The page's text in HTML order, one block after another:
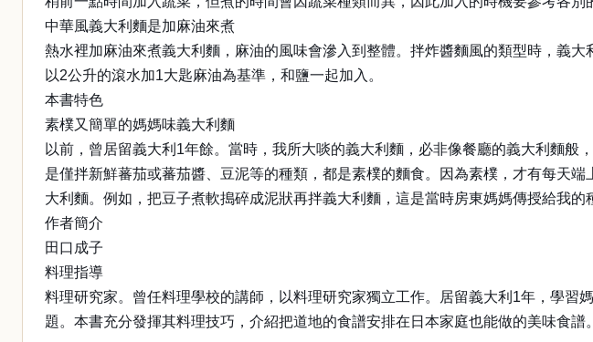
中華風義大利麵是加麻油來煮
熱水裡加麻油來煮義大利麵，麻油的風味會滲入到整體。拌炸醬麵風的類型時，義
以2公升的滾水加1大匙麻油為基準，和鹽一起加入。
本書特色
素樸又簡單的媽媽味義大利麵
以前，曾居留義大利1年餘。當時，我所大啖的義大利麵，必非像餐廳的義大利麵
是僅拌新鮮蕃茄或蕃茄醬、豆泥等的種類，都是素樸的麵食。因為素樸，才有每天
大利麵。例如，把豆子煮軟搗碎成泥狀再拌義大利麵，這是當時房東媽媽傳授給我的
作者簡介
田口成子
料理指導
料理研究家。曾任料理學校的講師，以料理研究家獨立工作。居留義大利1年，學
題。本書充分發揮其料理技巧，介紹把道地的食譜安排在日本家庭也能做的美味食譜